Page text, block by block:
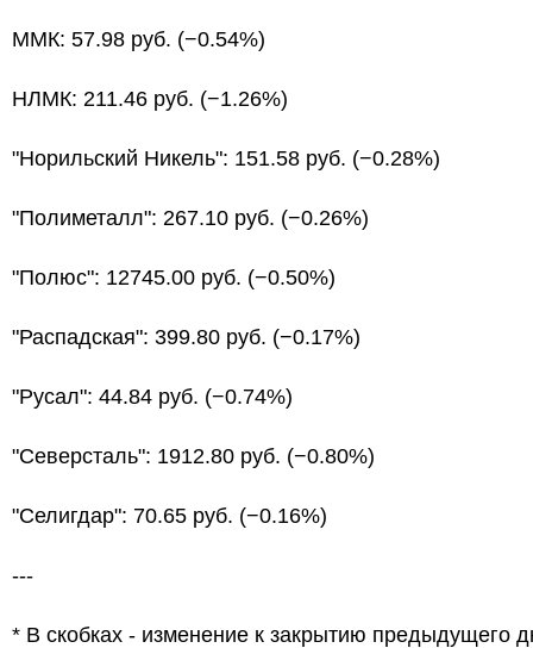
ММК: 57.98 руб. (−0.54%)
НЛМК: 211.46 руб. (−1.26%)
"Норильский Никель": 151.58 руб. (−0.28%)
"Полиметалл": 267.10 руб. (−0.26%)
"Полюс": 12745.00 руб. (−0.50%)
"Распадская": 399.80 руб. (−0.17%)
"Русал": 44.84 руб. (−0.74%)
"Северсталь": 1912.80 руб. (−0.80%)
"Селигдар": 70.65 руб. (−0.16%)
---
* В скобках - изменение к закрытию предыдущего